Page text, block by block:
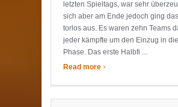
letzten Spieltags, war sehr
sich aber am Ende jedoch ging
torlos aus. Es waren zehn Teams
jeder kämpfte um den Einzug in
Phase. Das erste Halbfi ...
Read more ›